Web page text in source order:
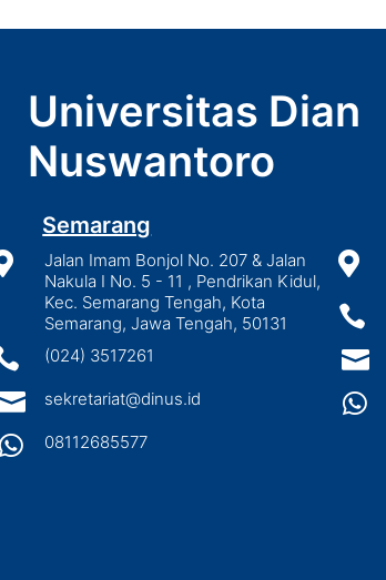
Universitas Dian
Nuswantoro
Semarang
Jalan Imam Bonjol No. 207 & Jalan
Nakula I No. 5 - 11 , Pendrikan Kidul,
Kec. Semarang Tengah, Kota
Semarang, Jawa Tengah, 50131
(024) 3517261
sekretariat@dinus.id
 08112685577



